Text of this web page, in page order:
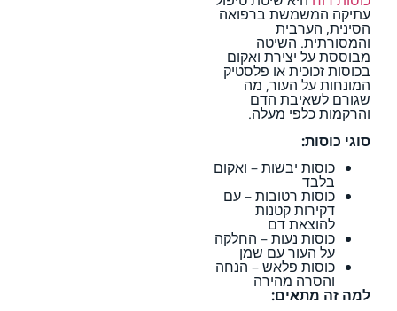
עתיקה המשמשת ברפואה
הסינית, הערבית
והמסורתית. השיטה
מבוססת על יצירת ואקום
בכוסות זכוכית או פלסטיק
המונחות על העור, מה
שגורם לשאיבת הדם
והרקמות כלפי מעלה.
סוגי כוסות:
כוסות יבשות – ואקום
בלבד
כוסות רטובות – עם
דקירות קטנות
להוצאת דם
כוסות נעות – החלקה
על העור עם שמן
כוסות פלאש – הנחה
והסרה מהירה
למה זה מתאים: